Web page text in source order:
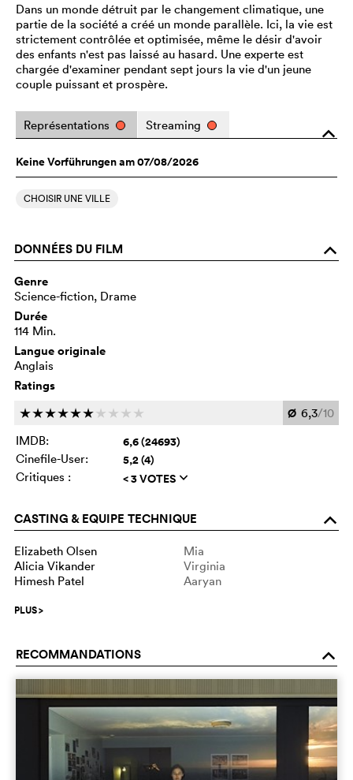
Dans un monde détruit par le changement climatique, une
partie de la société a créé un monde parallèle. Ici, la vie est
strictement contrôlée et optimisée, même le désir d'avoir
des enfants n'est pas laissé au hasard. Une experte est
chargée d'examiner pendant sept jours la vie d'un jeune
couple puissant et prospère.
o
Représentations Streaming
Keine Vorführungen am 07/08/2026
CHOISIR UNE VILLE
DONNÉES DU FILM o
Genre
Science-fiction, Drame
Durée
114 Min.
Langue originale
Anglais
Ratings
cccccc c c c c Ø 6,3/10
IMDB:
6,6 (24693)
Cinefile-User: 5,2 (4)
Critiques : < 3 VOTES q
CASTING & EQUIPE TECHNIQUE o
Elizabeth Olsen
Mia
Alicia Vikander
Virginia
Himesh Patel
Aaryan
PLUS>
RECOMMANDATIONS o